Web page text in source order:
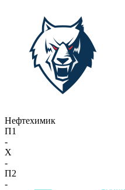
Нефтехимик
П1
-
X
-
П2
-